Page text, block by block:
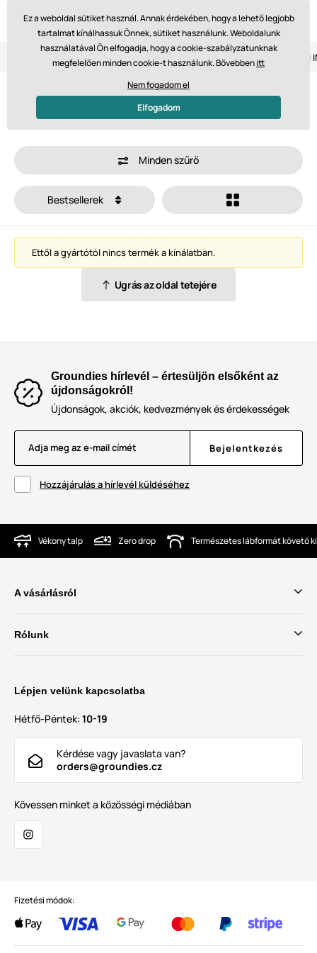
Visszaküldés 14 napon belül Gyors szállítás 61 475 Ft-tól
Renapur
Minden szűrő
Bestsellerek
Ettől a gyártótól nincs termék a kínálatban.
Ugrás az oldal tetejére
Groundies hírlevél – értesüljön elsőként az
újdonságokról!
Újdonságok, akciók, kedvezmények és érdekességek
Adja meg az e-mail címét Bejelentkezés
Hozzájárulás a hírlevél küldéséhez
Vékony talp Zero drop Természetes lábformát követő
A vásárlásról
Rólunk
Lépjen velünk kapcsolatba
Hétfő-Péntek: 10-19
Kérdése vagy javaslata van?
orders@groundies.cz
Kövessen minket a közösségi médiában
Fizetési módok:
Ez a weboldal sütiket használ. Annak érdekében, hogy a lehető legjobb
tartalmat kínálhassuk Önnek, sütiket használunk. Weboldalunk
használatával Ön elfogadja, hogy a cookie-szabályzatunknak
megfelelően minden cookie-t használunk. Bővebbenitt
Nem fogadom el
Elfogadom